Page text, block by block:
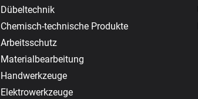
Dübeltechnik
Chemisch-technische Produkte
Arbeitsschutz
Materialbearbeitung
Handwerkzeuge
Elektrowerkzeuge